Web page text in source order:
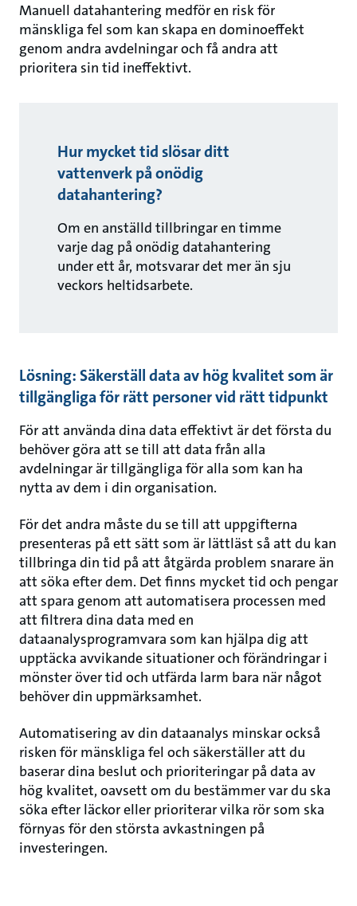
Manuell datahantering medför en risk för
mänskliga fel som kan skapa en dominoeffekt
genom andra avdelningar och få andra att
prioritera sin tid ineffektivt.
Hur mycket tid slösar ditt
vattenverk på onödig
datahantering?
Om en anställd tillbringar en timme
varje dag på onödig datahantering
under ett år, motsvarar det mer än sju
veckors heltidsarbete.
Lösning: Säkerställ data av hög kvalitet som är
tillgängliga för rätt personer vid rätt tidpunkt
För att använda dina data effektivt är det första du
behöver göra att se till att data från alla
avdelningar är tillgängliga för alla som kan ha
nytta av dem i din organisation.
För det andra måste du se till att uppgifterna
presenteras på ett sätt som är lättläst så att du kan
tillbringa din tid på att åtgärda problem snarare än
att söka efter dem. Det finns mycket tid och pengar
att spara genom att automatisera processen med
att filtrera dina data med en
dataanalysprogramvara som kan hjälpa dig att
upptäcka avvikande situationer och förändringar i
mönster över tid och utfärda larm bara när något
behöver din uppmärksamhet.
Automatisering av din dataanalys minskar också
risken för mänskliga fel och säkerställer att du
baserar dina beslut och prioriteringar på data av
hög kvalitet, oavsett om du bestämmer var du ska
söka efter läckor eller prioriterar vilka rör som ska
förnyas för den största avkastningen på
investeringen.